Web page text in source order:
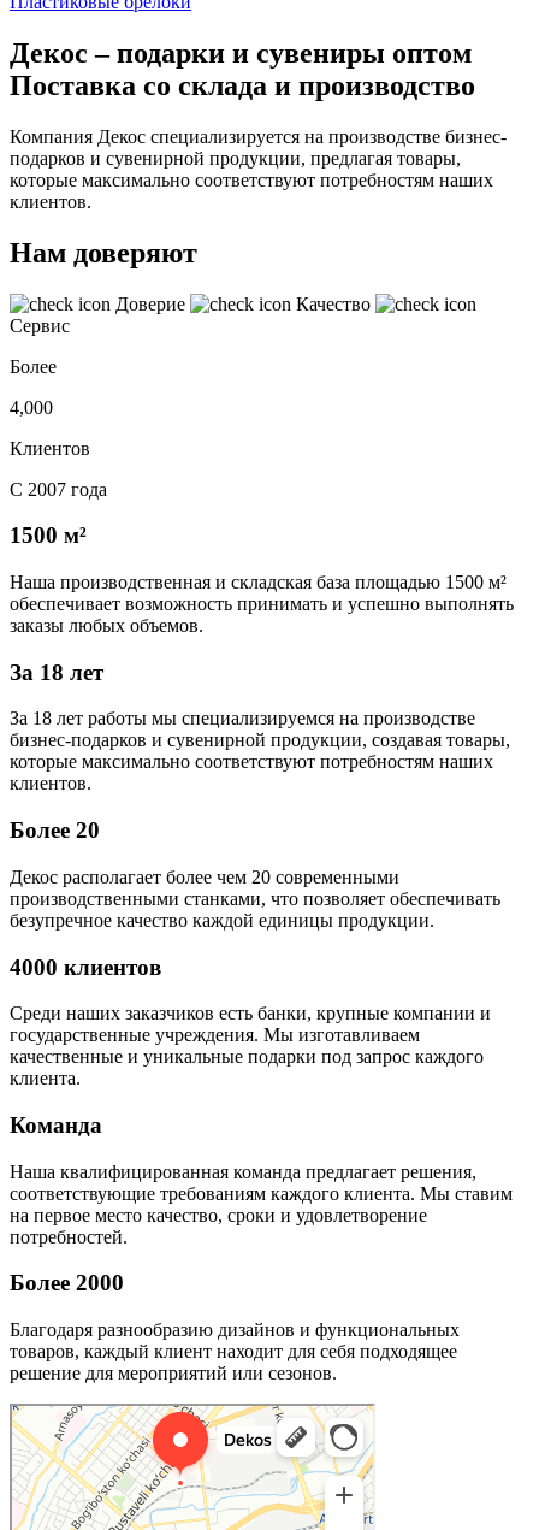
Декос – подарки и сувениры оптом
Поставка со склада и производство
Компания Декос специализируется на производстве бизнес-
подарков и сувенирной продукции, предлагая товары,
которые максимально соответствуют потребностям наших
клиентов.
Нам доверяют
Доверие
Качество
Сервис
Более
4,000
Клиентов
С 2007 года
1500 м²
Наша производственная и складская база площадью 1500 м²
обеспечивает возможность принимать и успешно выполнять
заказы любых объемов.
За 18 лет
За 18 лет работы мы специализируемся на производстве
бизнес-подарков и сувенирной продукции, создавая товары,
которые максимально соответствуют потребностям наших
клиентов.
Более 20
Декос располагает более чем 20 современными
производственными станками, что позволяет обеспечивать
безупречное качество каждой единицы продукции.
4000 клиентов
Среди наших заказчиков есть банки, крупные компании и
государственные учреждения. Мы изготавливаем
качественные и уникальные подарки под запрос каждого
клиента.
Команда
Наша квалифицированная команда предлагает решения,
соответствующие требованиям каждого клиента. Мы ставим
на первое место качество, сроки и удовлетворение
потребностей.
Более 2000
Благодаря разнообразию дизайнов и функциональных
товаров, каждый клиент находит для себя подходящее
решение для мероприятий или сезонов.